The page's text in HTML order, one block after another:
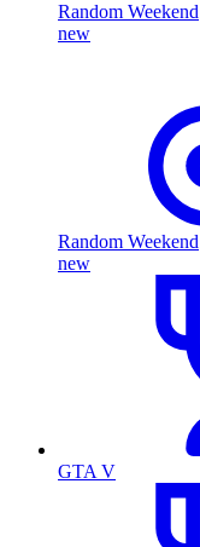
Random Weekend
new
Random Weekend
new
GTA V